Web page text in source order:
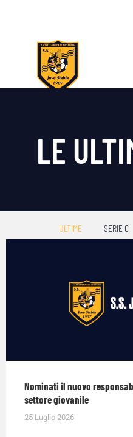
LE
ULTIME SERIE C
Nominati il nuovo
settore giovanile
25 Luglio 2026